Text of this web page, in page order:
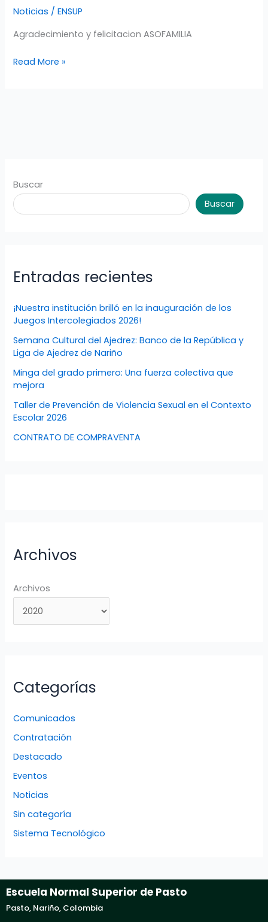
Noticias /ENSUP
Agradecimiento y felicitacion ASOFAMILIA
MAESTROS
MAESTRAS
Read More »
Buscar
Buscar
Entradas recientes
¡Nuestra institución brilló en la inauguración de los
Juegos Intercolegiados 2026!
Semana Cultural del Ajedrez: Banco de la República y
Liga de Ajedrez de Nariño
Minga del grado primero: Una fuerza colectiva que
mejora
Taller de Prevención de Violencia Sexual en el Contexto
Escolar 2026
CONTRATO DE COMPRAVENTA
Archivos
Archivos
Categorías
Comunicados
Contratación
Destacado
Eventos
Noticias
Sin categoría
Sistema Tecnológico
Escuela Normal Superior de Pasto
Pasto, Nariño, Colombia